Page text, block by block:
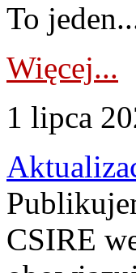
To
Więcej...
1 lipca
CSIRE